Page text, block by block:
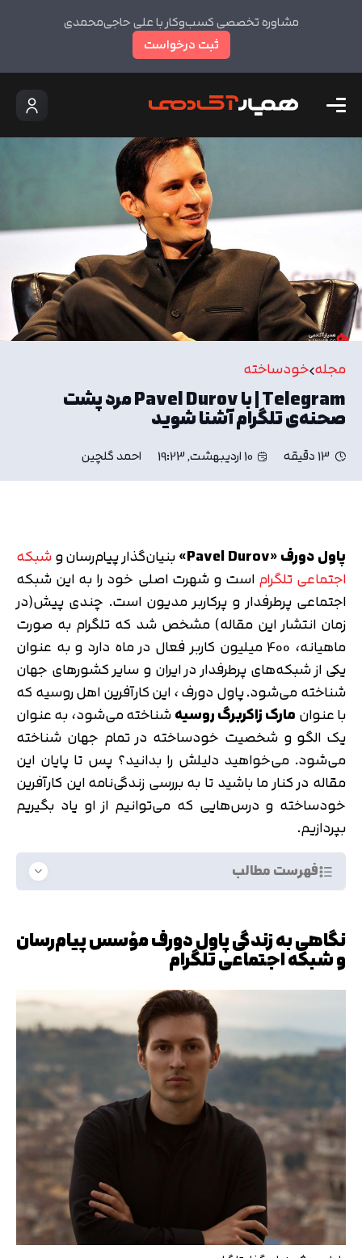
مشاوره تخصصی کسب‌وکار با علی حاجی‌محمدی
ثبت درخواست
مجله خودساخته
Telegram | با Pavel Durov مرد پشت
صحنه‌ی تلگرام آشنا شوید
13 دقیقه 10 اردیبهشت, 19:23 احمد گلچین
پاول دورف «Pavel Durov
»بنیان‌گذار پیام‌رسان وشبکه
اجتماعی تلگراماست و شهرت اصلی خود را به این شبکه
اجتماعی پرطرفدار و پرکاربر مدیون است. چندی پیش(در
زمان انتشار این مقاله) مشخص شد که تلگرام به صورت
ماهیانه، 400 میلیون کاربر فعال در ماه دارد و به عنوان
یکی از شبکه‌های پرطرفدار در ایران و سایر کشورهای جهان
شناخته می‌شود. پاول دورف ، این کارآفرین اهل روسیه که
با عنوانمارک زاکربرگ روسیهشناخته می‌شود، به عنوان
یک الگو و شخصیت خودساخته در تمام جهان شناخته
می‌شود. می‌خواهید دلیلش را بدانید؟ پس تا پایان این
مقاله در کنار ما باشید تا به بررسی زندگی‌نامه این کارآفرین
خودساخته و درس‌هایی که می‌توانیم از او یاد بگیریم
بپردازیم.
فهرست مطالب
نگاهی به زندگی پاول دورف مؤسس پیام‌رسان
و شبکه اجتماعی تلگرام